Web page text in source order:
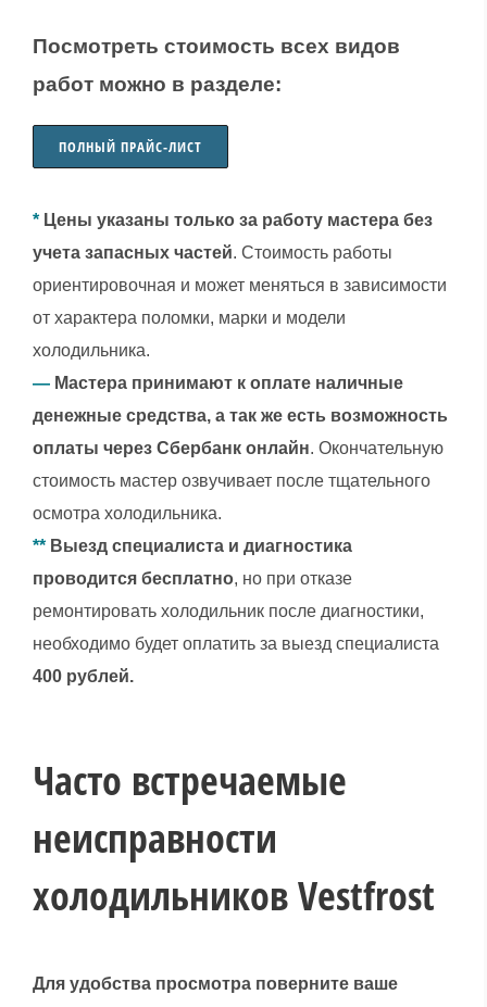
Посмотреть стоимость всех видов
работ можно в разделе:
ПОЛНЫЙ ПРАЙС-ЛИСТ
* Цены указаны только за работу мастера без
учета запасных частей. Стоимость работы
ориентировочная и может меняться в зависимости
от характера поломки, марки и модели
холодильника.
— Мастера принимают к оплате наличные
денежные средства, а так же есть возможность
оплаты через Сбербанк онлайн. Окончательную
стоимость мастер озвучивает после тщательного
осмотра холодильника.
** Выезд специалиста и диагностика
проводится бесплатно, но при отказе
ремонтировать холодильник после диагностики,
необходимо будет оплатить за выезд специалиста
400 рублей.
Часто встречаемые
неисправности
холодильников Vestfrost
Для удобства просмотра поверните ваше